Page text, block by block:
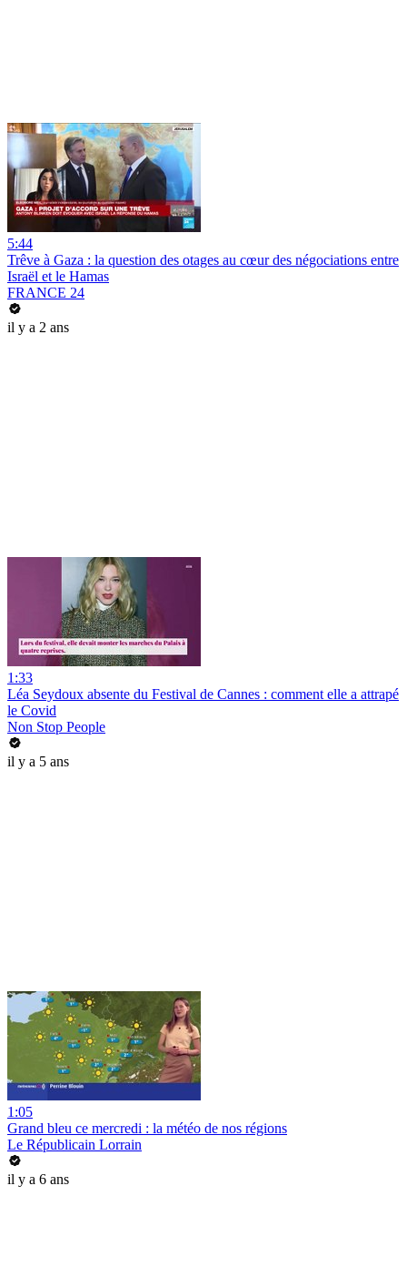
5:44
Trêve à Gaza : la question des otages au cœur des négociations entre
Israël et le Hamas
FRANCE 24
il y a 2 ans
1:33
Léa Seydoux absente du Festival de Cannes : comment elle a attrapé
le Covid
Non Stop People
il y a 5 ans
1:05
Grand bleu ce mercredi : la météo de nos régions
Le Républicain Lorrain
il y a 6 ans